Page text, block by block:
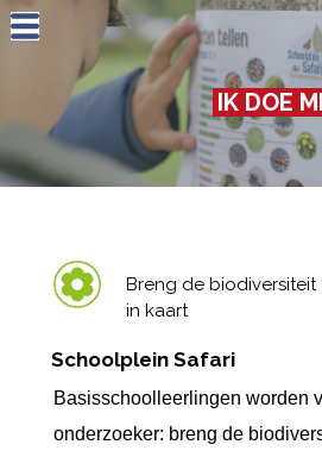
Jump to
IK DOE
Breng de
in kaart
Schoolplein Safari
Basisschoolleerlingen worden
onderzoeker: breng de